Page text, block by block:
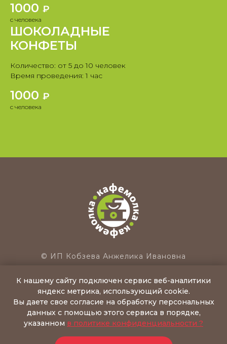
1000 ₽
с человека
ШОКОЛАДНЫЕ
КОНФЕТЫ
Количество: от 5 до 10 человек
Время проведения: 1 час
1000 ₽
с человека
© ИП Кобзева Анжелика Ивановна
171283, Тверская обл., Конаковский р-н,
д.Вахромеево, ул.Лиговка, д.20 А
САЙТ НЕ ЯВЛЯЕТСЯ СРЕДСТВОМ МАССОВОЙ
ИНФОРМАЦИИ
Политика конфиденциальности
К нашему сайту подключен сервис веб-аналитики
яндекс метрика, использующий cookie.
Вы даете свое согласие на обработку персональных
данных с помощью этого сервиса в порядке,
указанном в политике конфиденциальности ?